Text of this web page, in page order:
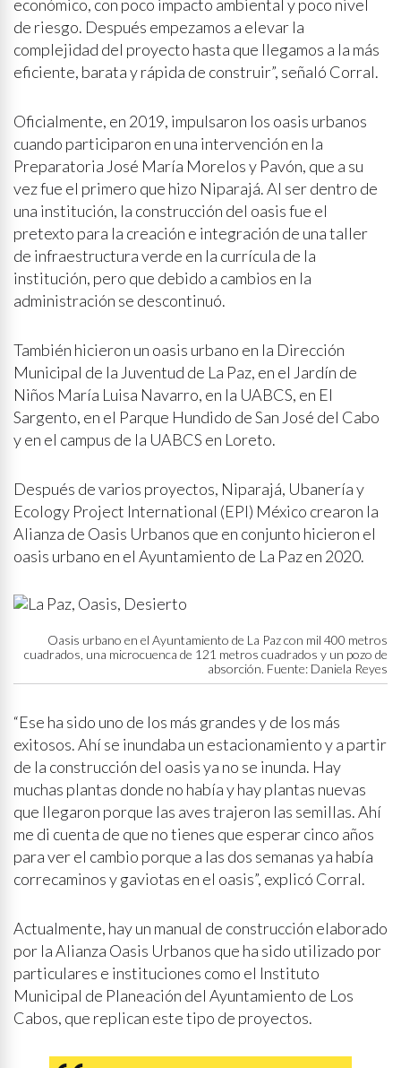
económico, con poco impacto ambiental y poco nivel
de riesgo. Después empezamos a elevar la
complejidad del proyecto hasta que llegamos a la más
eficiente, barata y rápida de construir”, señaló Corral.
Oficialmente, en 2019, impulsaron los oasis urbanos
cuando participaron en una intervención en la
Preparatoria José María Morelos y Pavón, que a su
vez fue el primero que hizo Niparajá. Al ser dentro de
una institución, la construcción del oasis fue el
pretexto para la creación e integración de una taller
de infraestructura verde en la currícula de la
institución, pero que debido a cambios en la
administración se descontinuó.
También hicieron un oasis urbano en la Dirección
Municipal de la Juventud de La Paz, en el Jardín de
Niños María Luisa Navarro, en la UABCS, en El
Sargento, en el Parque Hundido de San José del Cabo
y en el campus de la UABCS en Loreto.
Después de varios proyectos, Niparajá, Ubanería y
Ecology Project International (EPI) México crearon la
Alianza de Oasis Urbanos que en conjunto hicieron el
oasis urbano en el Ayuntamiento de La Paz en 2020.
Oasis urbano en el Ayuntamiento de La Paz con mil 400 metros
cuadrados, una microcuenca de 121 metros cuadrados y un pozo de
absorción. Fuente: Daniela Reyes
“Ese ha sido uno de los más grandes y de los más
exitosos. Ahí se inundaba un estacionamiento y a partir
de la construcción del oasis ya no se inunda. Hay
muchas plantas donde no había y hay plantas nuevas
que llegaron porque las aves trajeron las semillas. Ahí
me di cuenta de que no tienes que esperar cinco años
para ver el cambio porque a las dos semanas ya había
correcaminos y gaviotas en el oasis”, explicó Corral.
Actualmente, hay un manual de construcción elaborado
por la Alianza Oasis Urbanos que ha sido utilizado por
particulares e instituciones como el Instituto
Municipal de Planeación del Ayuntamiento de Los
Cabos, que replican este tipo de proyectos.